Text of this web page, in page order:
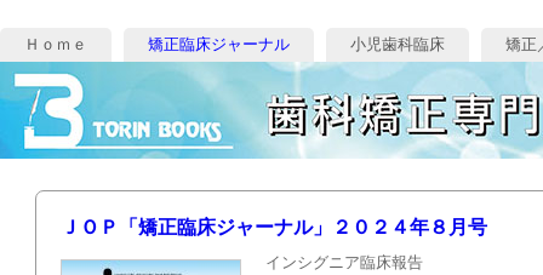
Ｈｏｍｅ 矯正臨床ジャーナル 小児歯科臨床 矯正
ＪＯＰ「矯正臨床ジャーナル」２０２４年８月号
インシグニア臨床報告